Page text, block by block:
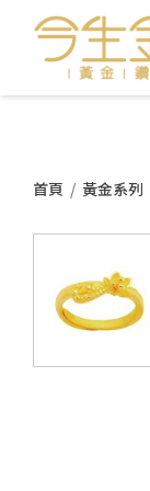
首頁 / 黃金系列